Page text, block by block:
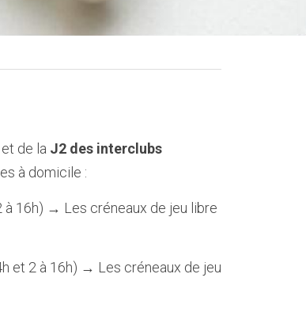
et de la J2 des interclubs
à domicile :
à 16h) → Les créneaux de jeu libre
et 2 à 16h) → Les créneaux de jeu